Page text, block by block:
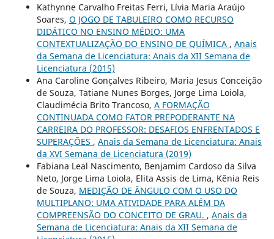
Kathynne Carvalho Freitas Ferri, Lívia Maria Araújo
Soares, O JOGO DE TABULEIRO COMO RECURSO
DIDÁTICO NO ENSINO MÉDIO: UMA
CONTEXTUALIZAÇÃO DO ENSINO DE QUÍMICA , Anais
da Semana de Licenciatura: Anais da XII Semana de
Licenciatura (2015)
Ana Caroline Gonçalves Ribeiro, Maria Jesus Conceição
de Souza, Tatiane Nunes Borges, Jorge Lima Loiola,
Claudimécia Brito Trancoso, A FORMAÇÃO
CONTINUADA COMO FATOR PREPODERANTE NA
CARREIRA DO PROFESSOR: DESAFIOS ENFRENTADOS E
SUPERAÇÕES , Anais da Semana de Licenciatura: Anais
da XVI Semana de Licenciatura (2019)
Fabiana Leal Nascimento, Benjamim Cardoso da Silva
Neto, Jorge Lima Loiola, Elita Assis de Lima, Kênia Reis
de Souza, MEDIÇÃO DE ÂNGULO COM O USO DO
MULTIPLANO: UMA ATIVIDADE PARA ALÉM DA
COMPREENSÃO DO CONCEITO DE GRAU. , Anais da
Semana de Licenciatura: Anais da XII Semana de